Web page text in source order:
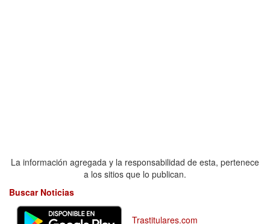
La información agregada y la responsabilidad de esta, pertenece
a los sitios que lo publican.
Buscar Noticias
Trastitulares.com